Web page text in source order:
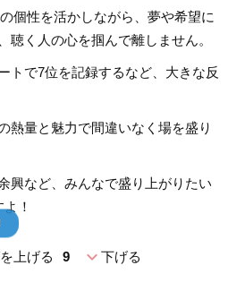
個性を活かしながら、夢や希望に
聴く人の心を掴んで離しません。
トで7位を記録するなど、大きな反
熱量と魅力で間違いなく場を盛り
興など、みんなで盛り上がりたい
！
上げる 9 expand_more下げる